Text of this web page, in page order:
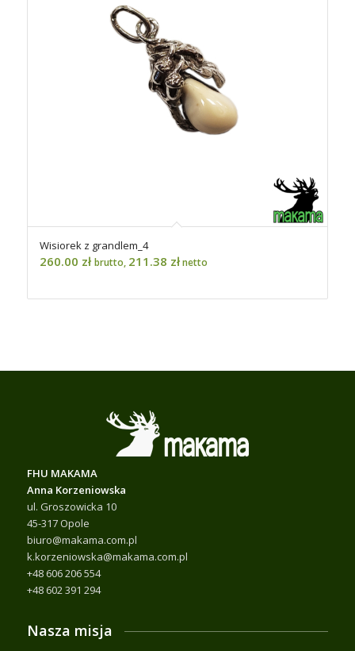
Wisiorek z grandlem_4
260.00 zł brutto, 211.38 złnetto
FHU MAKAMA
Anna Korzeniowska
ul. Groszowicka 10
45-317 Opole
biuro@makama.com.pl
k.korzeniowska@makama.com.pl
+48 606 206 554
+48 602 391 294
Nasza misja